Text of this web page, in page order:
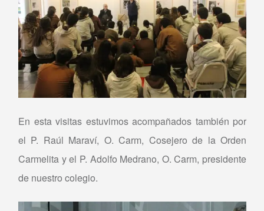
En esta visitas estuvimos acompañados también por
el P. Raúl Maraví, O. Carm, Cosejero de la Orden
Carmelita y el P. Adolfo Medrano, O. Carm, presidente
de nuestro colegio.